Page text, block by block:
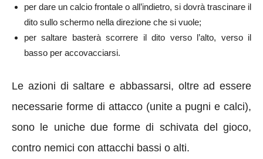
per dare un calcio frontale o all’indietro, si dovrà trascinare il
dito sullo schermo nella direzione che si vuole;
per saltare basterà scorrere il dito verso l’alto, verso il
basso per accovacciarsi.
Le azioni di saltare e abbassarsi, oltre ad essere
necessarie forme di attacco (unite a pugni e calci),
sono le uniche due forme di schivata del gioco,
contro nemici con attacchi bassi o alti.